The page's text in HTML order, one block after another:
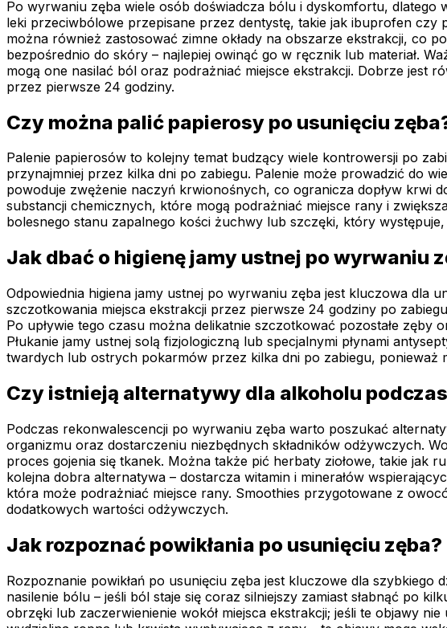
Po wyrwaniu zęba wiele osób doświadcza bólu i dyskomfortu, dlatego
leki przeciwbólowe przepisane przez dentystę, takie jak ibuprofen czy
można również zastosować zimne okłady na obszarze ekstrakcji, co
bezpośrednio do skóry – najlepiej owinąć go w ręcznik lub materiał.
mogą one nasilać ból oraz podrażniać miejsce ekstrakcji. Dobrze jest
przez pierwsze 24 godziny.
Czy można palić papierosy po usunięciu
Palenie papierosów to kolejny temat budzący wiele kontrowersji po
przynajmniej przez kilka dni po zabiegu. Palenie może prowadzić do
powoduje zwężenie naczyń krwionośnych, co ogranicza dopływ krwi
substancji chemicznych, które mogą podrażniać miejsce rany i
bolesnego stanu zapalnego kości żuchwy lub szczęki, który
Jak dbać o higienę jamy ustnej po wyrwaniu
Odpowiednia higiena jamy ustnej po wyrwaniu zęba jest kluczowa dla
szczotkowania miejsca ekstrakcji przez pierwsze 24 godziny po
Po upływie tego czasu można delikatnie szczotkować pozostałe
Płukanie jamy ustnej solą fizjologiczną lub specjalnymi płynami
twardych lub ostrych pokarmów przez kilka dni po zabiegu, ponieważ
Czy istnieją alternatywy dla alkoholu
Podczas rekonwalescencji po wyrwaniu zęba warto poszukać
organizmu oraz dostarczeniu niezbędnych składników odżywczych.
proces gojenia się tkanek. Można także pić herbaty ziołowe, takie jak
kolejna dobra alternatywa – dostarcza witamin i minerałów
która może podrażniać miejsce rany. Smoothies przygotowane z
dodatkowych wartości odżywczych.
Jak rozpoznać powikłania po usunięciu zęba?
Rozpoznanie powikłań po usunięciu zęba jest kluczowe dla
nasilenie bólu – jeśli ból staje się coraz silniejszy zamiast słabnąć po
obrzęki lub zaczerwienienie wokół miejsca ekstrakcji; jeśli te objawy